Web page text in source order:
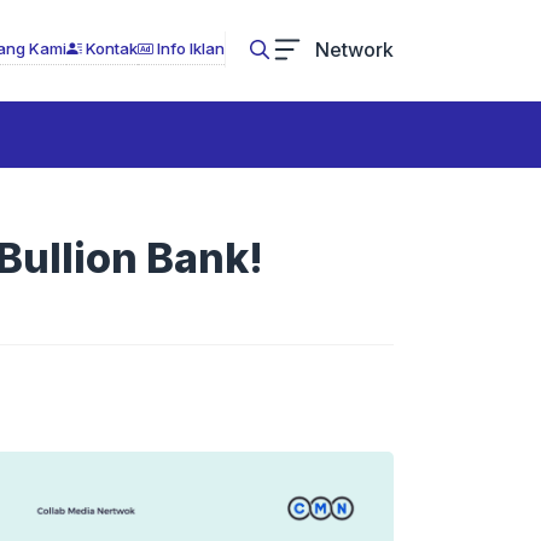
Kami Kontak Info Iklan Network
Bank!